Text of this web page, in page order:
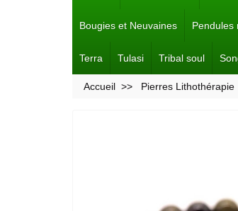
Bougies et Neuvaines Pendules
Terra Tulasi Tribal soul
Accueil Pierres Lithothérapie